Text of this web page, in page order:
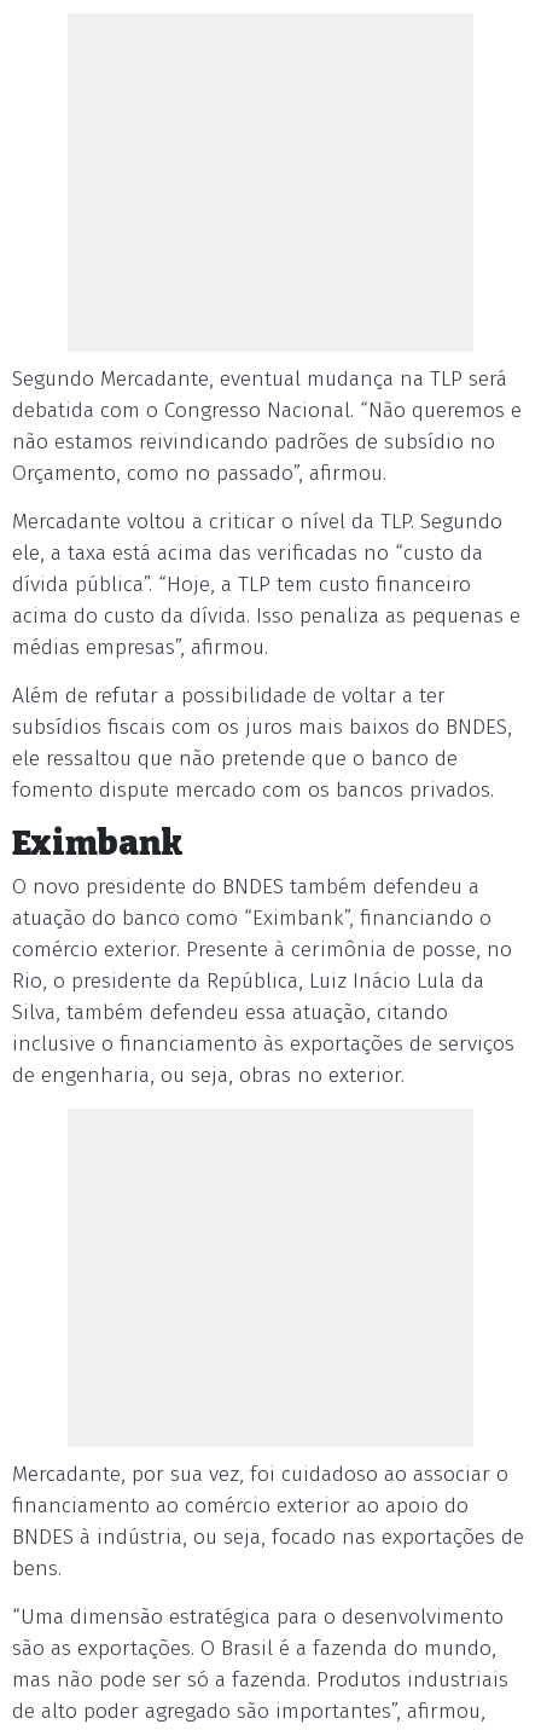
Segundo Mercadante, eventual mudança na TLP será
debatida com o Congresso Nacional. “Não queremos e
não estamos reivindicando padrões de subsídio no
Orçamento, como no passado”, afirmou.
Mercadante voltou a criticar o nível da TLP. Segundo
ele, a taxa está acima das verificadas no “custo da
dívida pública”. “Hoje, a TLP tem custo financeiro
acima do custo da dívida. Isso penaliza as pequenas e
médias empresas”, afirmou.
Além de refutar a possibilidade de voltar a ter
subsídios fiscais com os juros mais baixos do BNDES,
ele ressaltou que não pretende que o banco de
fomento dispute mercado com os bancos privados.
Eximbank
O novo presidente do BNDES também defendeu a
atuação do banco como “Eximbank”, financiando o
comércio exterior. Presente à cerimônia de posse, no
Rio, o presidente da República, Luiz Inácio Lula da
Silva, também defendeu essa atuação, citando
inclusive o financiamento às exportações de serviços
de engenharia, ou seja, obras no exterior.
Mercadante, por sua vez, foi cuidadoso ao associar o
financiamento ao comércio exterior ao apoio do
BNDES à indústria, ou seja, focado nas exportações de
bens.
“Uma dimensão estratégica para o desenvolvimento
são as exportações. O Brasil é a fazenda do mundo,
mas não pode ser só a fazenda. Produtos industriais
de alto poder agregado são importantes”, afirmou,